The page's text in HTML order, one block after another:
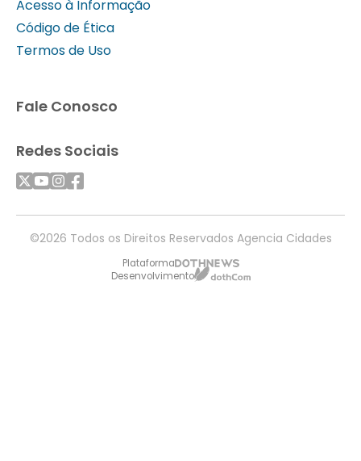
Acesso à Informação
Código de Ética
Termos de Uso
Fale Conosco
Redes Sociais
©2026 Todos os Direitos Reservados Agencia Cidades
Plataforma
Desenvolvimento